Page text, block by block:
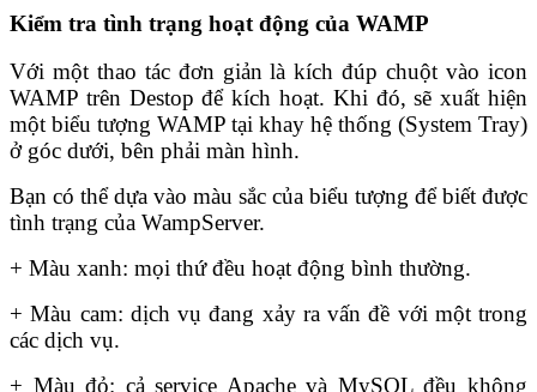
Kiểm tra tình trạng hoạt động của WAMP
Với một thao tác đơn giản là kích đúp chuột vào icon
WAMP trên Destop để kích hoạt. Khi đó, sẽ xuất hiện
một biểu tượng WAMP tại khay hệ thống (System Tray)
ở góc dưới, bên phải màn hình.
Bạn có thể dựa vào màu sắc của biểu tượng để biết được
tình trạng của WampServer.
+ Màu xanh: mọi thứ đều hoạt động bình thường.
+ Màu cam: dịch vụ đang xảy ra vấn đề với một trong
các dịch vụ.
+ Màu đỏ: cả service Apache và MySQL đều không